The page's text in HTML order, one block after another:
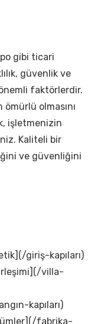
gibi ticari
güvenlik ve
faktörlerdir.
olmasını
işletmenizin
Kaliteli bir
ve güvenliğini
giriş-kapıları)
villa-
kapıları)
fabrika-